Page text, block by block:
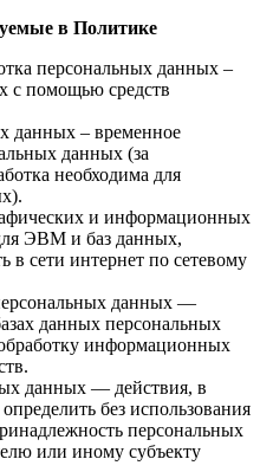
в Политике
персональных данных –
с помощью средств
данных – временное
данных (за
необходима для
и информационных
ЭВМ и баз данных,
в сети интернет по сетевому
данных —
данных персональных
информационных
данных — действия, в
без использования
персональных
или иному субъекту